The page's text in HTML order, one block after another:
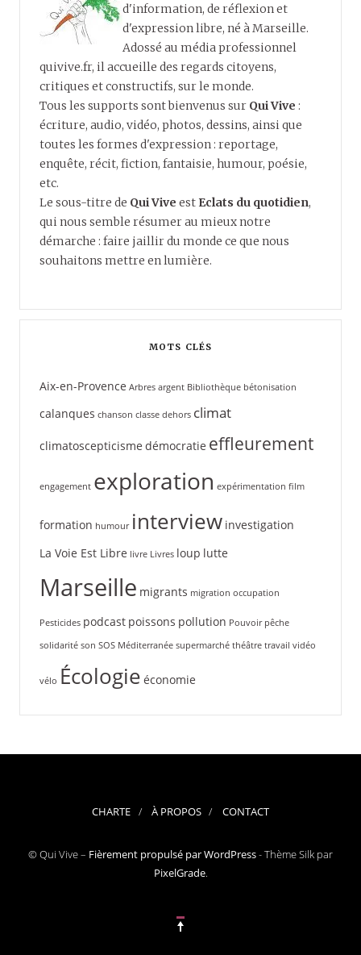
d'information, de réflexion et
d'expression libre, né à Marseille.
Adossé au média professionnel
quivive.fr, il accueille des regards citoyens,
critiques et constructifs, sur le monde.
Tous les supports sont bienvenus sur Qui Vive :
écriture, audio, vidéo, photos, dessins, ainsi que
toutes les formes d'expression : reportage,
enquête, récit, fiction, fantaisie, humour, poésie,
etc.
Le sous-titre de Qui Vive est Eclats du quotidien,
qui nous semble résumer au mieux notre
démarche : faire jaillir du monde ce que nous
souhaitons mettre en lumière.
MOTS CLÉS
Aix-en-Provence Arbres argent Bibliothèque bétonisation
calanques chanson classe dehors climat
climatoscepticisme démocratie effleurement
engagement exploration expérimentation film
formation humour interview investigation
La Voie Est Libre livre Livres loup lutte
Marseille migrants migration occupation
Pesticides podcast poissons pollution Pouvoir pêche
solidarité son SOS Méditerranée supermarché théâtre travail vidéo
vélo Écologie économie
CHARTE À PROPOS CONTACT
© Qui Vive – Fièrement propulsé par WordPress-Thème Silk par
PixelGrade.